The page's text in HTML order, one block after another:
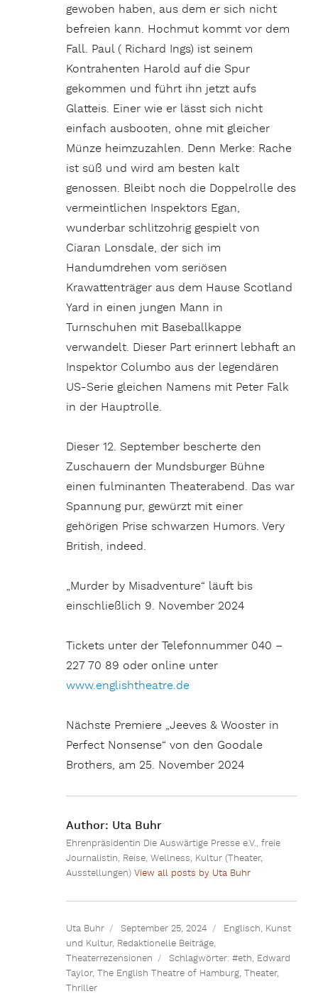
gewoben haben, aus dem er sich nicht
befreien kann. Hochmut kommt vor dem
Fall. Paul ( Richard Ings) ist seinem
Kontrahenten Harold auf die Spur
gekommen und führt ihn jetzt aufs
Glatteis. Einer wie er lässt sich nicht
einfach ausbooten, ohne mit gleicher
Münze heimzuzahlen. Denn Merke: Rache
ist süß und wird am besten kalt
genossen. Bleibt noch die Doppelrolle des
vermeintlichen Inspektors Egan,
wunderbar schlitzohrig gespielt von
Ciaran Lonsdale, der sich im
Handumdrehen vom seriösen
Krawattenträger aus dem Hause Scotland
Yard in einen jungen Mann in
Turnschuhen mit Baseballkappe
verwandelt. Dieser Part erinnert lebhaft an
Inspektor Columbo aus der legendären
US-Serie gleichen Namens mit Peter Falk
in der Hauptrolle.
Dieser 12. September bescherte den
Zuschauern der Mundsburger Bühne
einen fulminanten Theaterabend. Das war
Spannung pur, gewürzt mit einer
gehörigen Prise schwarzen Humors. Very
British, indeed.
„Murder by Misadventure“ läuft bis
einschließlich 9. November 2024
Tickets unter der Telefonnummer 040 –
227 70 89 oder online unter
www.englishtheatre.de
Nächste Premiere „Jeeves & Wooster in
Perfect Nonsense“ von den Goodale
Brothers, am 25. November 2024
Author: Uta Buhr
Ehrenpräsidentin Die Auswärtige Presse e.V., freie
Journalistin, Reise, Wellness, Kultur (Theater,
Ausstellungen)View all posts by Uta Buhr
Uta Buhr September 25, 2024 Englisch, Kunst
und Kultur, Redaktionelle Beiträge,
Theaterrezensionen
Schlagwörter:#eth, Edward
Taylor,The English Theatre of Hamburg,Theater,
Thriller